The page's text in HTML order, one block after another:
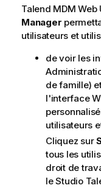
a
i
l
Talend MDM Web
Manager
utilisateurs et
de voir les
de famille)
l'interface
utilisateurs
Cliquez sur
tous les
droit de
leStudio